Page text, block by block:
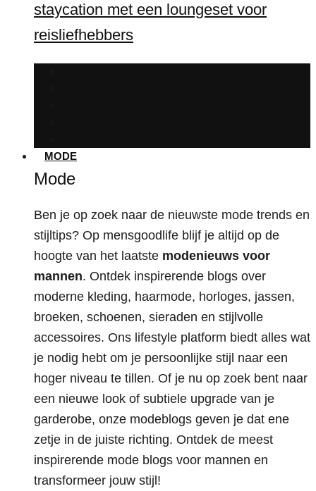
staycation met een loungeset voor
reisliefhebbers
MODE
Mode
Ben je op zoek naar de nieuwste mode trends en
stijltips? Op mensgoodlife blijf je altijd op de
hoogte van het laatste modenieuws voor
mannen. Ontdek inspirerende blogs over
moderne kleding, haarmode, horloges, jassen,
broeken, schoenen, sieraden en stijlvolle
accessoires. Ons lifestyle platform biedt alles wat
je nodig hebt om je persoonlijke stijl naar een
hoger niveau te tillen. Of je nu op zoek bent naar
een nieuwe look of subtiele upgrade van je
garderobe, onze modeblogs geven je dat ene
zetje in de juiste richting. Ontdek de meest
inspirerende mode blogs voor mannen en
transformeer jouw stijl!